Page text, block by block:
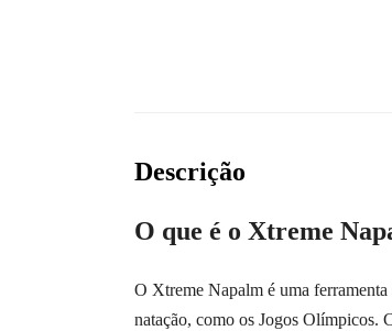
Descrição
O que é o Xtreme
O Xtreme Napalm é uma ferramenta
natação, como os Jogos Olímpicos.